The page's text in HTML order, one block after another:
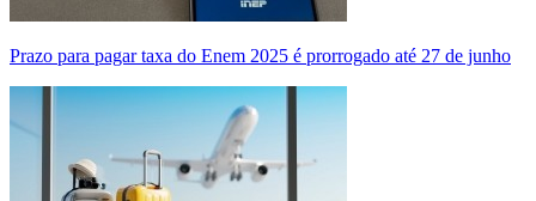
Prazo para pagar taxa do Enem 2025 é prorrogado até 27 de junho